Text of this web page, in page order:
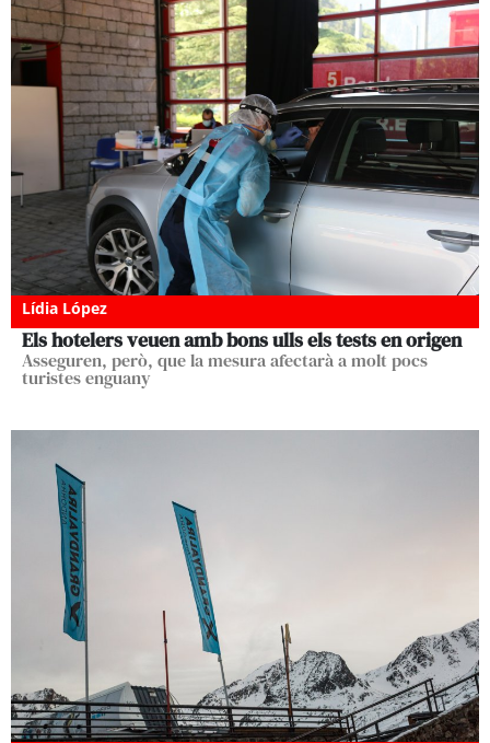
Lídia López
Els hotelers veuen amb bons ulls els tests en origen
Asseguren, però, que la mesura afectarà a molt pocs
turistes enguany